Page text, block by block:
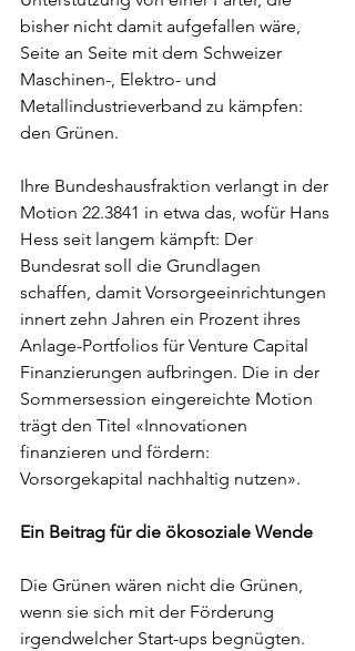
bisher nicht damit aufgefallen wäre,
Seite an Seite mit dem Schweizer
Maschinen-, Elektro- und
Metallindustrieverband zu kämpfen:
den Grünen.
Ihre Bundeshausfraktion verlangt in der
Motion 22.3841 in etwa das, wofür Hans
Hess seit langem kämpft: Der
Bundesrat soll die Grundlagen
schaffen, damit Vorsorgeeinrichtungen
innert zehn Jahren ein Prozent ihres
Anlage-Portfolios für Venture Capital
Finanzierungen aufbringen. Die in der
Sommersession eingereichte Motion
trägt den Titel «Innovationen
finanzieren und fördern:
Vorsorgekapital nachhaltig nutzen».
Ein Beitrag für die ökosoziale Wende
Die Grünen wären nicht die Grünen,
wenn sie sich mit der Förderung
irgendwelcher Start-ups begnügten.